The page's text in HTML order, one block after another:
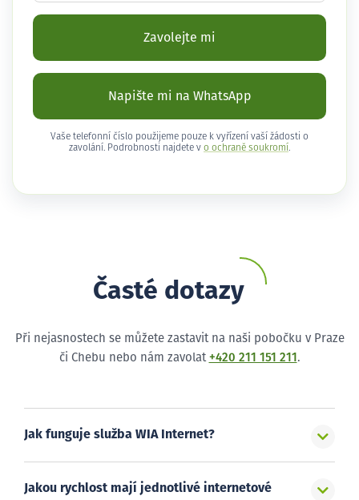
Zavolejte mi
Napište mi na WhatsApp
Vaše telefonní číslo použijeme pouze k vyřízení vaší žádosti o
zavolání. Podrobnosti najdete v o ochraně soukromí .
Časté dotazy
Při nejasnostech se můžete zastavit na naši pobočku v Praze
či Chebu nebo nám zavolat +420 211 151 211 .
Jak funguje služba WIA Internet?
Jakou rychlost mají jednotlivé internetové